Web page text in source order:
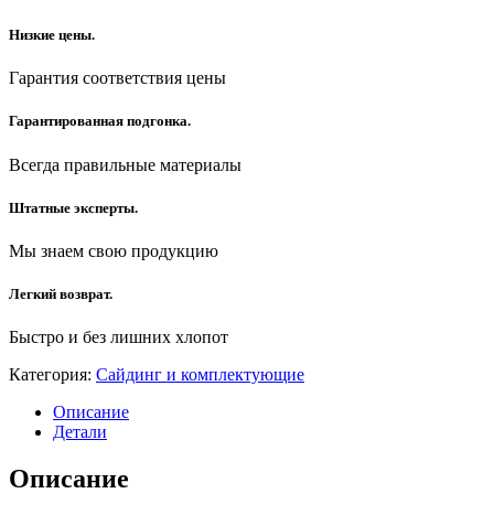
Низкие цены.
Гарантия соответствия цены
Гарантированная подгонка.
Всегда правильные материалы
Штатные эксперты.
Мы знаем свою продукцию
Легкий возврат.
Быстро и без лишних хлопот
Категория: Сайдинг и комплектующие
Описание
Детали
Описание